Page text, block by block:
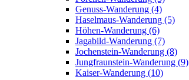
Genuss-Wanderung (4)
Haselmaus-Wanderung (5)
Höhen-Wanderung (6)
Jagabild-Wanderung (7)
Jochenstein-Wanderung (8)
Jungfraunstein-Wanderung (9)
Kaiser-Wanderung (10)